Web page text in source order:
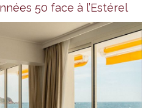
50 face à l’Estérel